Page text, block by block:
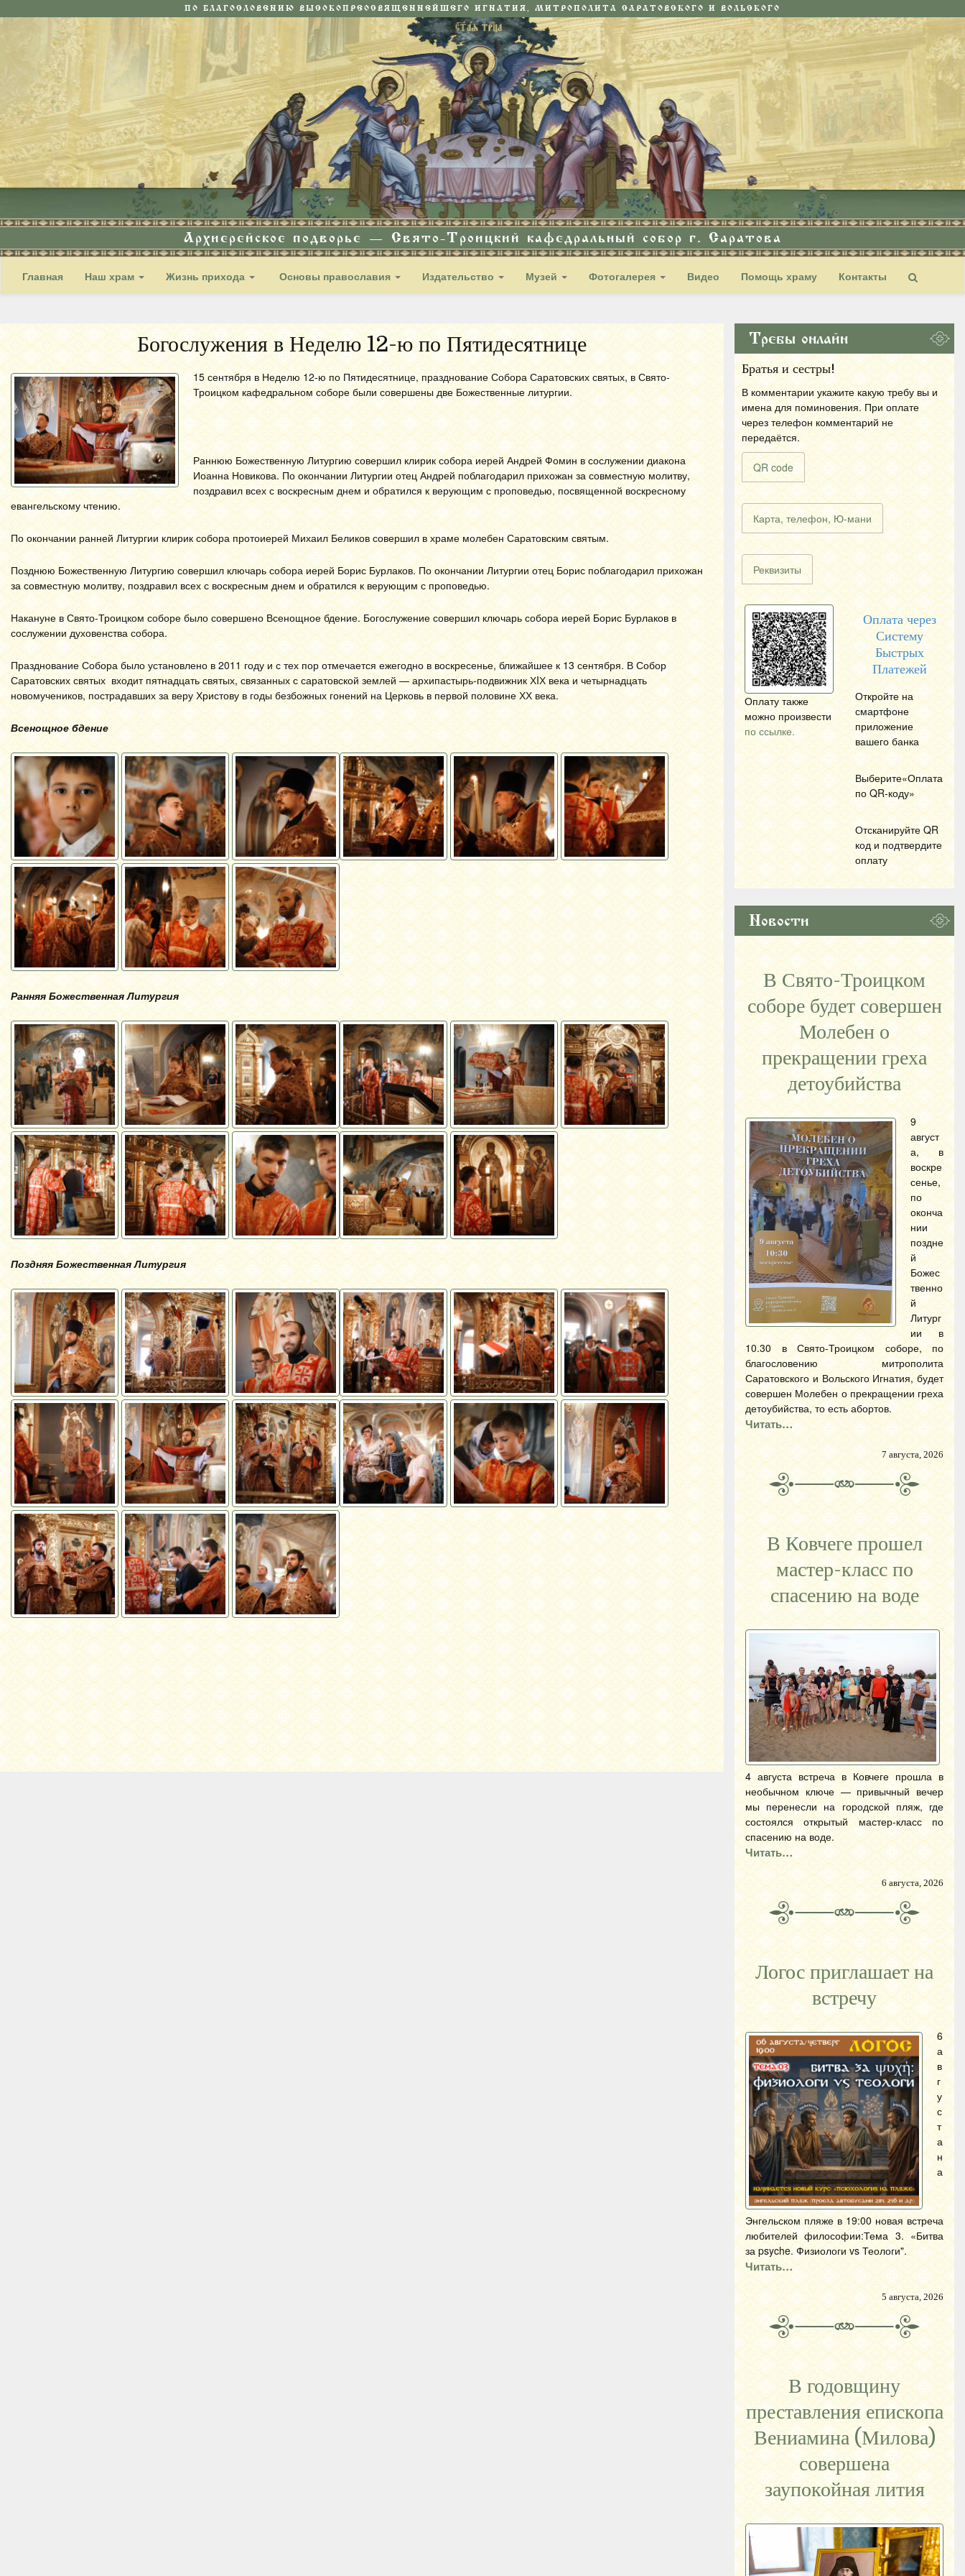
ПО БЛАГОСЛОВЕНИЮ ВЫСОКОПРЕОСВЯЩЕННЕЙШЕГО ИГНАТИЯ, МИТРОПОЛИТА САРАТОВСКОГО И ВОЛЬСКОГО
Архиерейское подворье — Свято-Троицкий кафедральный собор г. Саратова
Главная Наш храм Жизнь прихода Основы православия Издательство Музей Фотогалерея Видео Помощь храму Контакты
Богослужения в Неделю 12-ю по Пятидесятнице
15 сентября в Неделю 12-ю по Пятидесятнице, празднование Собора Саратовских святых, в Свято-
Троицком кафедральном соборе были совершены две Божественные литургии.
Раннюю Божественную Литургию совершил клирик собора иерей Андрей Фомин в сослужении диакона
Иоанна Новикова. По окончании Литургии отец Андрей поблагодарил прихожан за совместную молитву,
поздравил всех с воскресным днем и обратился к верующим с проповедью, посвященной воскресному
евангельскому чтению.
По окончании ранней Литургии клирик собора протоиерей Михаил Беликов совершил в храме молебен Саратовским святым.
Позднюю Божественную Литургию совершил ключарь собора иерей Борис Бурлаков. По окончании Литургии отец Борис поблагодарил прихожан
за совместную молитву, поздравил всех с воскресным днем и обратился к верующим с проповедью.
Накануне в Свято-Троицком соборе было совершено Всенощное бдение. Богослужение совершил ключарь собора иерей Борис Бурлаков в
сослужении духовенства собора.
Празднование Собора было установлено в 2011 году и с тех пор отмечается ежегодно в воскресенье, ближайшее ‪к 13 сентября‬. В Собор
Саратовских святых входит пятнадцать святых, связанных с саратовской землей — архипастырь-подвижник ХIХ века и четырнадцать
новомучеников, пострадавших за веру Христову в годы безбожных гонений на Церковь в первой половине ХХ века.
Всенощное бдение
Ранняя Божественная Литургия
Поздняя Божественная Литургия
Требы онлайн
Братья и сестры!
В комментарии укажите какую требу вы и
имена для поминовения. При оплате
через телефон комментарий не
передаётся.
QR code
Карта, телефон, Ю-мани
Реквизиты
Оплату также
можно произвести
по ссылке.
Оплата через
Систему
Быстрых
Платежей
Откройте на
смартфоне
приложение
вашего банка
Выберите«Оплата
по QR-коду»
Отсканируйте QR
код и подтвердите
оплату
Новости
В Свято-Троицком
соборе будет совершен
Молебен о
прекращении греха
детоубийства
9
август
а, в
воскре
сенье,
по
оконча
нии
поздне
й
Божес
твенно
й
Литург
ии в
10.30 в Свято-Троицком соборе, по
благословению митрополита
Саратовского и Вольского Игнатия, будет
совершен Молебен о прекращении греха
детоубийства, то есть абортов.
Читать…
7 августа, 2026
В Ковчеге прошел
мастер-класс по
спасению на воде
4 августа встреча в Ковчеге прошла в
необычном ключе — привычный вечер
мы перенесли на городской пляж, где
состоялся открытый мастер-класс по
спасению на воде.
Читать…
6 августа, 2026
Логос приглашает на
встречу
6
а
в
г
у
с
т
а
н
а
Энгельском пляже в 19:00 новая встреча
любителей философии:Тема 3. «Битва
за psyche. Физиологи vs Теологи".
Читать…
5 августа, 2026
В годовщину
преставления епископа
Вениамина (Милова)
совершена
заупокойная лития